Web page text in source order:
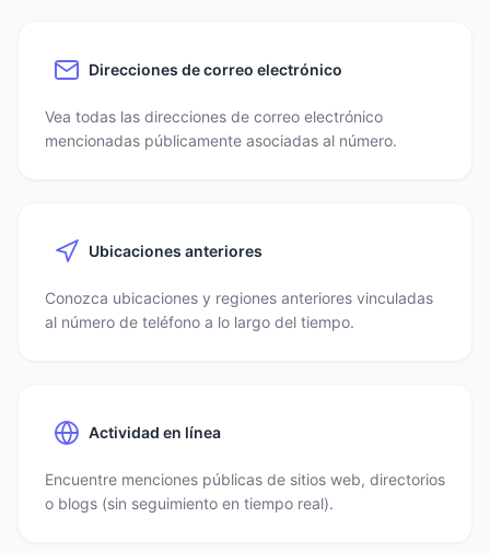
Direcciones de correo electrónico
Vea todas las direcciones de correo electrónico
mencionadas públicamente asociadas al número.
Ubicaciones anteriores
Conozca ubicaciones y regiones anteriores vinculadas
al número de teléfono a lo largo del tiempo.
Actividad en línea
Encuentre menciones públicas de sitios web, directorios
o blogs (sin seguimiento en tiempo real).